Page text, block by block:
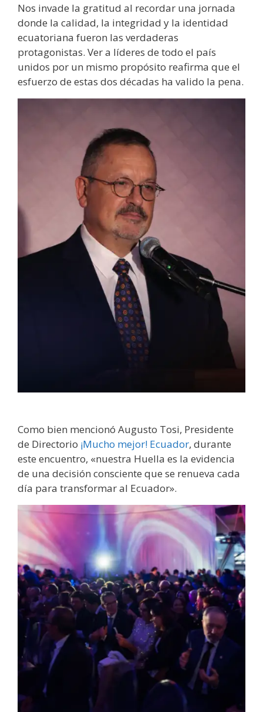
Nos invade la gratitud al recordar una jornada
donde la calidad, la integridad y la identidad
ecuatoriana fueron las verdaderas
protagonistas. Ver a líderes de todo el país
unidos por un mismo propósito reafirma que el
esfuerzo de estas dos décadas ha valido la pena.
Como bien mencionó Augusto Tosi, Presidente
de Directorio ¡Mucho mejor! Ecuador, durante
este encuentro, «nuestra Huella es la evidencia
de una decisión consciente que se renueva cada
día para transformar al Ecuador».